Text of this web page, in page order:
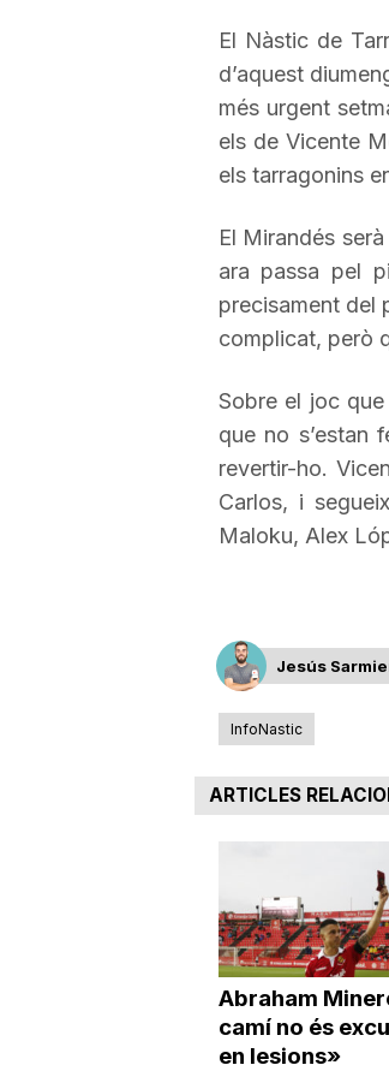
a
r
g
n
El Nàstic de
d’aquest
més urgent
els de Vicente
els tarragonins
El Mirandés
ara passa pel
precisament del
complicat, però
Sobre el joc
que no s’estan
revertir-ho.
Carlos, i
Maloku, Alex
Jesús
InfoNastic
ARTICLES
Abraham
camí no és
en lesions»